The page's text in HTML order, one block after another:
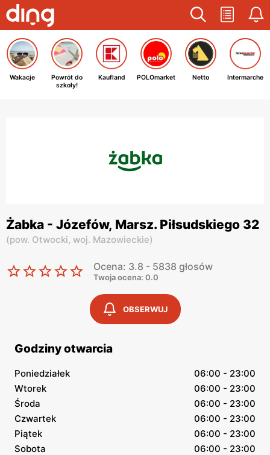
Wakacje
Powrót do
szkoły!
Kaufland POLOmarket Netto Intermarche
Żabka - Józefów, Marsz. Piłsudskiego 32
(pow. Otwocki, woj. Mazowieckie)
Ocena: 3.8 - 5838 głosów
Twoja ocena: 0.0
OBSERWUJ
Godziny otwarcia
Poniedziałek
06:00 - 23:00
Wtorek
06:00 - 23:00
Środa
06:00 - 23:00
Czwartek
06:00 - 23:00
Piątek
06:00 - 23:00
Sobota
06:00 - 23:00